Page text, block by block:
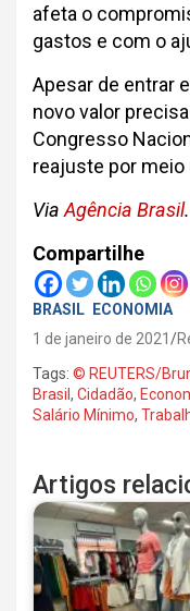
afeta o
gastos e com o
Apesar de entrar
novo valor
Congresso
reajuste por meio
Via Agência Brasil.
Compartilhe
BRASIL
ECONOMIA
1 de janeiro de 2021
Tags: © REUTERS/
Brasil , Cidadão,
Salário Mínimo,
Artigos